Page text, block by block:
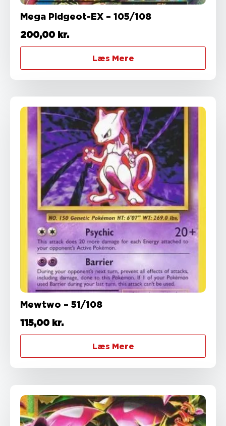
Mega Pidgeot-EX – 105/108
200,00 kr.
Læs Mere
Mewtwo – 51/108
115,00 kr.
Læs Mere